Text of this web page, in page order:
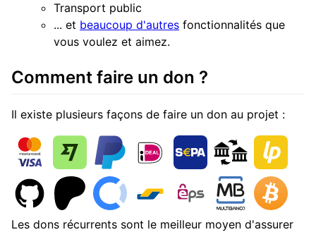
Transport public
... et beaucoup d'autres fonctionnalités que
vous voulez et aimez.
Comment faire un don ?
Il existe plusieurs façons de faire un don au projet :
Les dons récurrents sont le meilleur moyen d'assurer